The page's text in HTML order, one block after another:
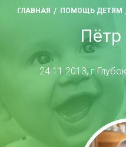
ГЛАВНАЯ ПОМОЩЬ ДЕТЯМ
Пётр
24.11.2013,